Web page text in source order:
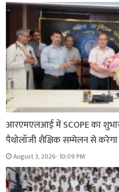
आरएमएलआई में SCOPE का
पैथोलॉजी शैक्षिक सम्मेलन से
August 3, 2026- 10:09 PM